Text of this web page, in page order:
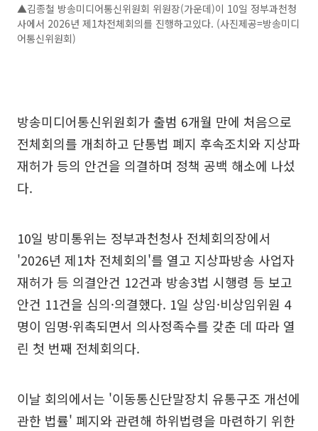
▲김종철 방송미디어통신위원회 위원장(가운데)이 10일 정부과천청
사에서 2026년 제1차전체회의를 진행하고있다. (사진제공=방송미디
어통신위원회)
방송미디어통신위원회가 출범 6개월 만에 처음으로
전체회의를 개최하고 단통법 폐지 후속조치와 지상파
재허가 등의 안건을 의결하며 정책 공백 해소에 나섰
다.
10일 방미통위는 정부과천청사 전체회의장에서
'2026년 제1차 전체회의'를 열고 지상파방송 사업자
재허가 등 의결안건 12건과 방송3법 시행령 등 보고
안건 11건을 심의·의결했다. 1일 상임·비상임위원 4
명이 임명·위촉되면서 의사정족수를 갖춘 데 따라 열
린 첫 번째 전체회의다.
이날 회의에서는 '이동통신단말장치 유통구조 개선에
관한 법률' 폐지와 관련해 하위법령을 마련하기 위한